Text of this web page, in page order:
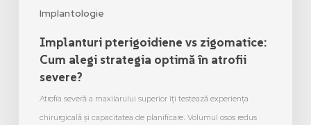
Implantologie
Implanturi pterigoidiene vs zigomatice:
Cum alegi strategia optimă în atrofii
severe?
Atrofia severă a maxilarului superior îți testează experiența
chirurgicală și capacitatea de planificare. Volumul osos redus